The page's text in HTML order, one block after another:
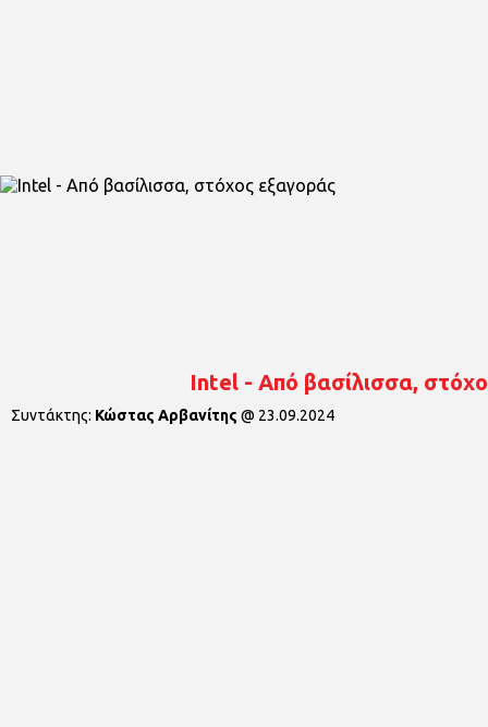
Intel - Από βασίλισσα,
Συντάκτης: Κώστας Αρβανίτης @ 23.09.2024